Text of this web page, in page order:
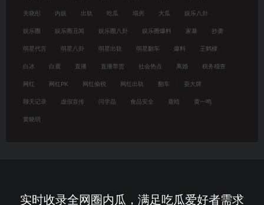
关晓彤 内娱 出轨 吃瓜 塌房 大瓜 娱乐八卦
娱乐圈 娱乐圈丑闻 娱乐圈八卦 娱乐圈爆料 家暴 抄袭
明星代言 明星八卦 明星出轨 明星翻车 爆料 王鹤棣
白冰 白鹿 直播 直播带货 社会热点 离婚 税务稽查
网红 网红PK 网红偷税 网红出轨 翻车 耍大牌
聊天记录 虚假宣传 闫学晶 食品安全 鹿晗 黄一鸣
黄晓明
实时收录全网圈内瓜，满足吃瓜爱好者需求